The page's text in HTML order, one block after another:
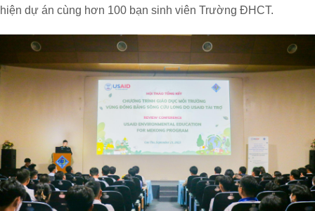
hiện dự án cùng hơn 100 bạn sinh viên Trường ĐHCT.